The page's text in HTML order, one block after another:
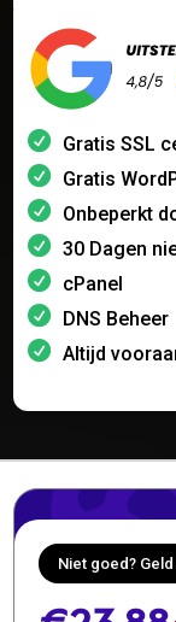
Gratis SSL
Gratis
Onbeperkt
30 Dagen
cPanel
DNS Beheer
Altijd
Niet goed?